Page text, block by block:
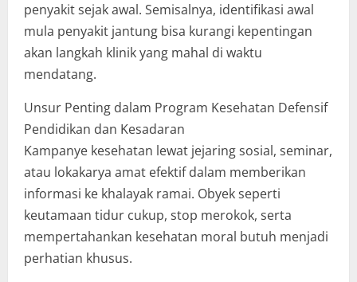
penyakit sejak awal. Semisalnya, identifikasi awal
mula penyakit jantung bisa kurangi kepentingan
akan langkah klinik yang mahal di waktu
mendatang.
Unsur Penting dalam Program Kesehatan Defensif
Pendidikan dan Kesadaran
Kampanye kesehatan lewat jejaring sosial, seminar,
atau lokakarya amat efektif dalam memberikan
informasi ke khalayak ramai. Obyek seperti
keutamaan tidur cukup, stop merokok, serta
mempertahankan kesehatan moral butuh menjadi
perhatian khusus.